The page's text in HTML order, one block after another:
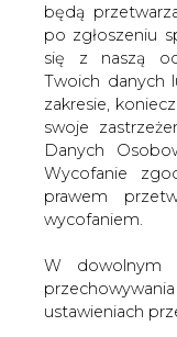
będą
po zgłoszeniu
się z naszą
Twoich danych
zakresie,
swoje
Danych
Wycofanie
prawem
wycofaniem.
W dowolnym
ustawieniach
Jak powiedział
"Do 2025 r.
rozwój architektury".
Prezes Porsche,
"Jeżeli
30% wyższe".
Blume dodał,
wspólnym
Od 2021 r. obie
opartych na